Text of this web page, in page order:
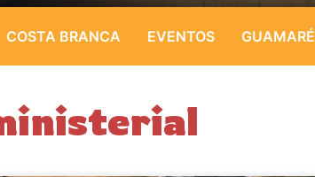
COSTA BRANCA EVENTOS GUAMARÉ